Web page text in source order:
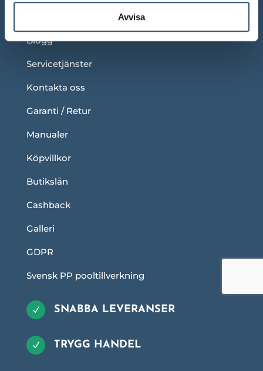
Avvisa
Blogg
Servicetjänster
Kontakta oss
Garanti / Retur
Manualer
Köpvillkor
Butikslån
Cashback
Galleri
GDPR
Svensk PP pooltillverkning
N SNABBA LEVERANSER
N TRYGG HANDEL